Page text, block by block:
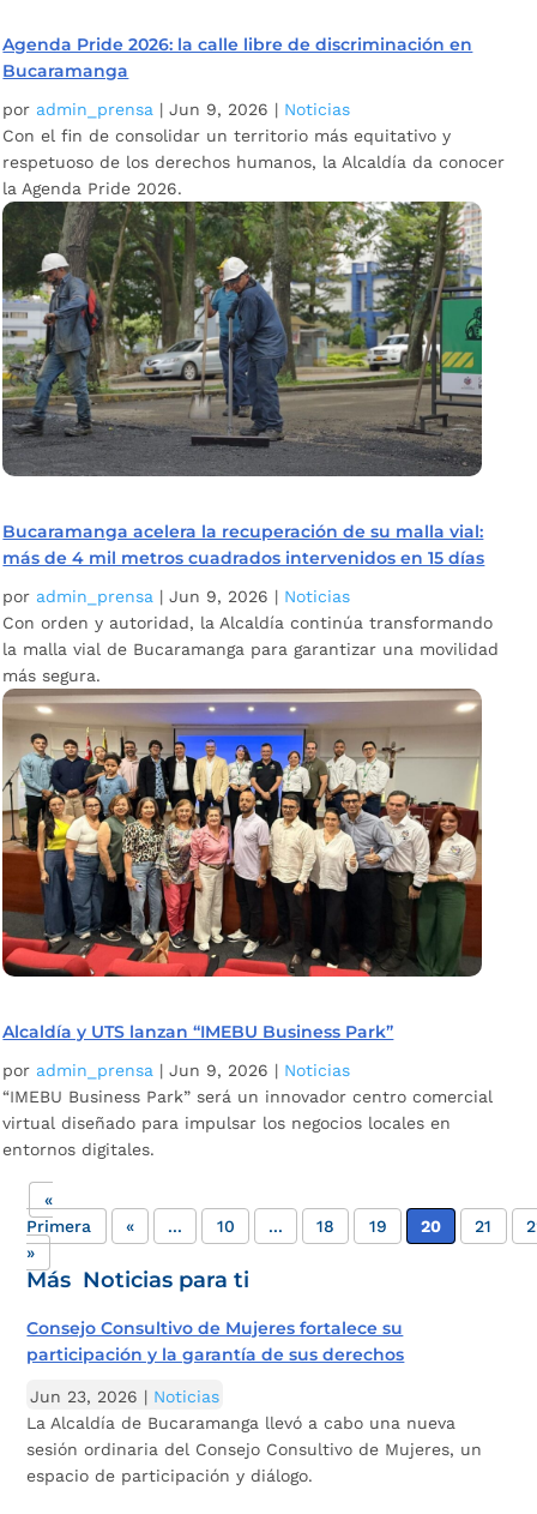
Agenda Pride 2026: la calle libre de discriminación en
Bucaramanga
por admin_prensa |Jun 9, 2026 | Noticias
Con el fin de consolidar un territorio más equitativo y
respetuoso de los derechos humanos, la Alcaldía da conocer
la Agenda Pride 2026.
Bucaramanga acelera la recuperación de su malla vial:
más de 4 mil metros cuadrados intervenidos en 15 días
por admin_prensa |Jun 9, 2026 | Noticias
Con orden y autoridad, la Alcaldía continúa transformando
la malla vial de Bucaramanga para garantizar una movilidad
más segura.
Alcaldía y UTS lanzan “IMEBU Business Park”
por admin_prensa |Jun 9, 2026 | Noticias
“IMEBU Business Park” será un innovador centro comercial
virtual diseñado para impulsar los negocios locales en
entornos digitales.
«
Primera
« ... 10 ... 18 19 20 21
»
Más Noticias para ti
Consejo Consultivo de Mujeres fortalece su
participación y la garantía de sus derechos
Jun 23, 2026 | Noticias
La Alcaldía de Bucaramanga llevó a cabo una nueva
sesión ordinaria del Consejo Consultivo de Mujeres, un
espacio de participación y diálogo.